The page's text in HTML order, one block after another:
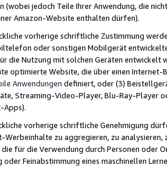
(wobei jedoch Teile Ihrer Anwendung, die
Amazon-Website enthalten dürfen).
vorherige schriftliche Zustimmung
oder sonstigen Mobilgerät
die Nutzung mit solchen Geräten
optimierte Website, die über einen
Anwendungen definiert, oder (3)
Streaming-Video-Player, Blu-Ray-Player
Apps).
vorherige schriftliche Genehmigung
Werbeinhalte zu aggregieren, zu
die für die Verwendung durch Personen
Feinabstimmung eines maschinellen